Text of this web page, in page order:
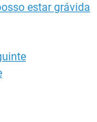
estar grávida